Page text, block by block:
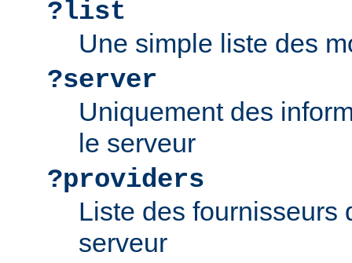
?list
Une simple liste des
?server
Uniquement des
le serveur
?providers
Liste des fournisseurs
serveur